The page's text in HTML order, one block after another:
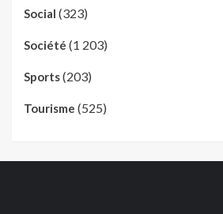
Social (323)
Société (1 203)
Sports(203)
Tourisme (525)